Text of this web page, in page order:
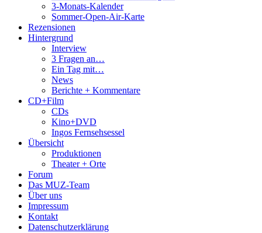
3-Monats-Kalender
Sommer-Open-Air-Karte
Rezensionen
Hintergrund
Interview
3 Fragen an…
Ein Tag mit…
News
Berichte + Kommentare
CD+Film
CDs
Kino+DVD
Ingos Fernsehsessel
Übersicht
Produktionen
Theater + Orte
Forum
Das MUZ-Team
Über uns
Impressum
Kontakt
Datenschutzerklärung